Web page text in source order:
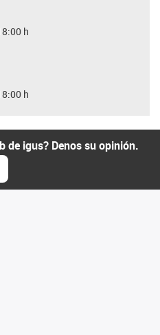
h
h
de igus? Denos su opinión.